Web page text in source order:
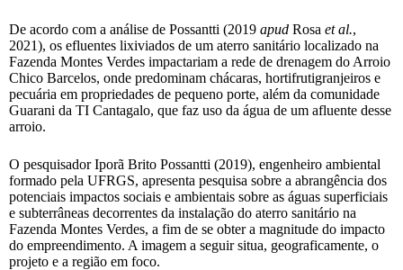
De acordo com a análise de Possantti (2019 apud Rosa et al.,
2021), os efluentes lixiviados de um aterro sanitário localizado na
Fazenda Montes Verdes impactariam a rede de drenagem do Arroio
Chico Barcelos, onde predominam chácaras, hortifrutigranjeiros e
pecuária em propriedades de pequeno porte, além da comunidade
Guarani da TI Cantagalo, que faz uso da água de um afluente desse
arroio.
O pesquisador Iporã Brito Possantti (2019), engenheiro ambiental
formado pela UFRGS, apresenta pesquisa sobre a abrangência dos
potenciais impactos sociais e ambientais sobre as águas superficiais
e subterrâneas decorrentes da instalação do aterro sanitário na
Fazenda Montes Verdes, a fim de se obter a magnitude do impacto
do empreendimento. A imagem a seguir situa, geograficamente, o
projeto e a região em foco.